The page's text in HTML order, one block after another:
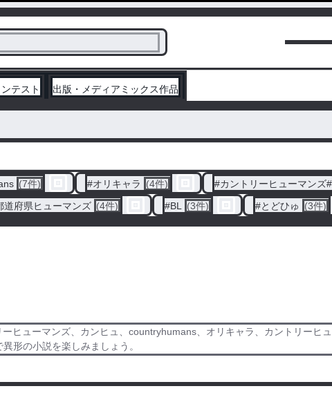
ンテスト 出版・メディアミックス作品
(7件) #オリキャラ (4件) #カントリーヒューマンズ
道府県ヒューマンズ (4件) #BL (3件) #とどひゅ (3件)
ヒューマンズ、カンヒュ、countryhumans、オリキャラ、カントリーヒ
形の小説を楽しみましょう。